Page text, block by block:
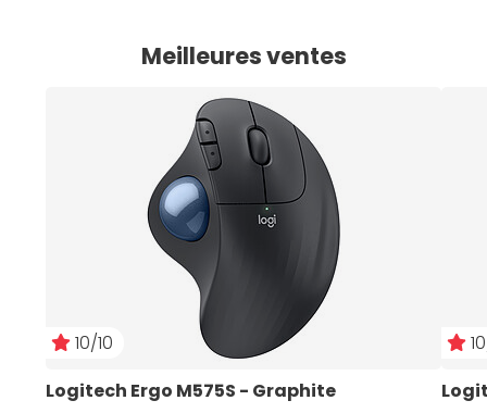
Meilleures ventes
10/10
Logitech Ergo M575S - Graphite